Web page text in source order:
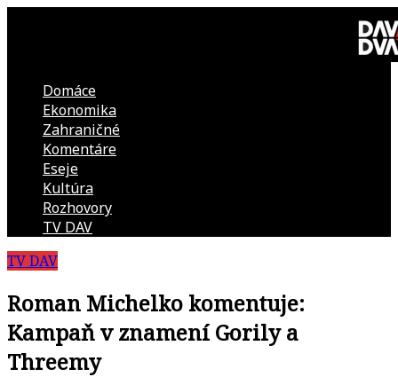
DAV
DVA
kultúrno-
politická
revue
Domáce
Ekonomika
Zahraničné
Komentáre
Eseje
Kultúra
Rozhovory
TV DAV
TV DAV
Roman Michelko komentuje:
Kampaň v znamení Gorily a
Threemy